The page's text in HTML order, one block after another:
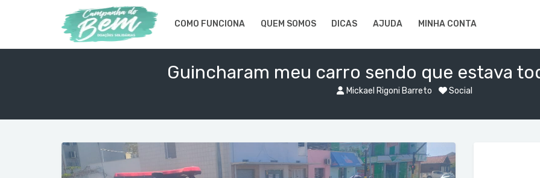
COMO FUNCIONA QUEM SOMOS DICAS AJUDA MINHA CONTA
Guincharam meu carro sendo que estava
Mickael Rigoni Barreto Social